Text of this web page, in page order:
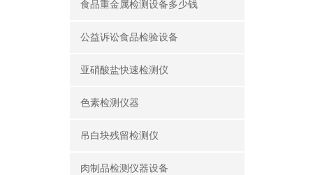
食品重金属检测设备多少钱
公益诉讼食品检验设备
亚硝酸盐快速检测仪
色素检测仪器
吊白块残留检测仪
肉制品检测仪器设备